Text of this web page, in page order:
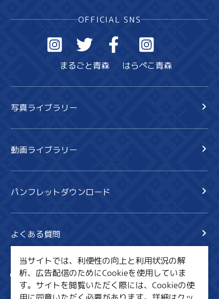
OFFICIAL SNS
まるごと青森 はらぺこ青森
写真ライブラリー
動画ライブラリー
パンフレットダウンロード
よくある質問
サイト内検索
共有
行きたいリスト
当サイトでは、利便性の向上と利用状況の解
析、広告配信のためにCookieを使用していま
す。サイトを閲覧いただく際には、Cookieの使